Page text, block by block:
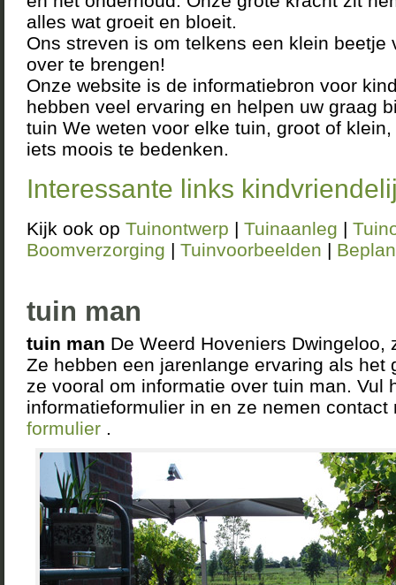
alles wat groeit en bloeit.
Ons streven is om telkens een klein beetje
over te brengen!
Onze website is de informatiebron voor
hebben veel ervaring en helpen uw graag
tuin We weten voor elke tuin, groot of
iets moois te bedenken.
Interessante links
Kijk ook op Tuinontwerp | Tuinaanleg |
Boomverzorging | Tuinvoorbeelden |
tuin man
tuin man De Weerd Hoveniers Dwingeloo,
Ze hebben een jarenlange ervaring als het
ze vooral om informatie over tuin man. Vul
informatieformulier in en ze nemen
formulier .